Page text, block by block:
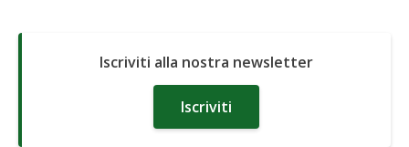
Iscriviti alla nostra newsletter
Iscriviti